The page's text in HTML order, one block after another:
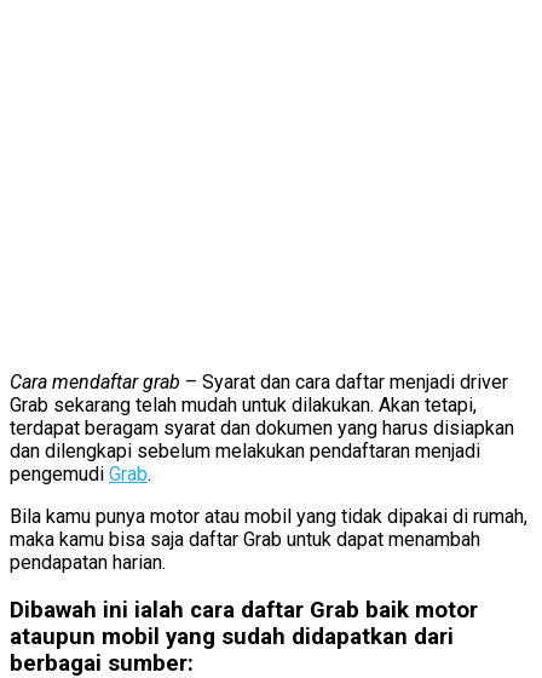
Cara mendaftar grab – Syarat dan cara daftar menjadi driver
Grab sekarang telah mudah untuk dilakukan. Akan tetapi,
terdapat beragam syarat dan dokumen yang harus disiapkan
dan dilengkapi sebelum melakukan pendaftaran menjadi
pengemudi Grab.
Bila kamu punya motor atau mobil yang tidak dipakai di rumah,
maka kamu bisa saja daftar Grab untuk dapat menambah
pendapatan harian.
Dibawah ini ialah cara daftar Grab baik motor
ataupun mobil yang sudah didapatkan dari
berbagai sumber: